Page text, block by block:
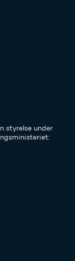
styrelse under